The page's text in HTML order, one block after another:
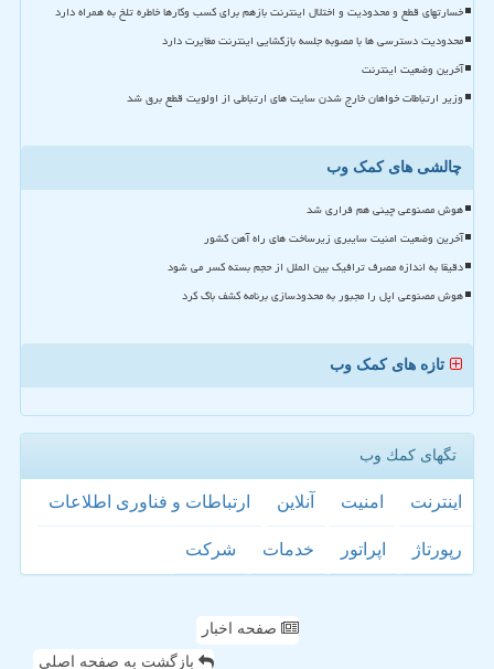
خسارتهای قطع و محدودیت و اختلال اینترنت بازهم برای کسب وکارها خاطره تلخ به همراه دارد
محدودیت دسترسی ها با مصوبه جلسه بازگشایی اینترنت مغایرت دارد
آخرین وضعیت اینترنت
وزیر ارتباطات خواهان خارج شدن سایت های ارتباطی از اولویت قطع برق شد
چالشی های کمک وب
هوش مصنوعی چینی هم فراری شد
آخرین وضعیت امنیت سایبری زیرساخت های راه آهن کشور
دقیقا به اندازه مصرف ترافیک بین الملل از حجم بسته کسر می شود
هوش مصنوعی اپل را مجبور به محدودسازی برنامه کشف باگ کرد
تازه های کمک وب
تگهای كمك وب
اینترنت امنیت آنلاین ارتباطات و فناوری اطلاعات
رپورتاژ اپراتور خدمات شركت
صفحه اخبار
بازگشت به صفحه اصلی